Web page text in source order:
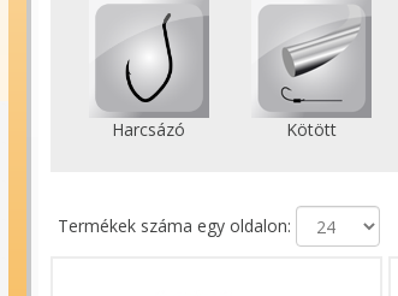
Harcsázó Kötött
Termékek száma egy oldalon: